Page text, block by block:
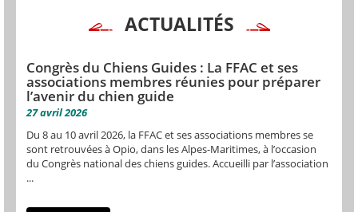
ACTUALITÉS
Congrès du Chiens Guides : La FFAC et ses
associations membres réunies pour préparer
l’avenir du chien guide
27 avril 2026
Du 8 au 10 avril 2026, la FFAC et ses associations membres se
sont retrouvées à Opio, dans les Alpes-Maritimes, à l’occasion
du Congrès national des chiens guides. Accueilli par l’association
...